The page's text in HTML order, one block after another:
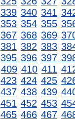
339 340 341
353 354 355
367 368 369
381 382 383
395 396 397
409 410 411
423 424 425
437 438 439
451 452 453
465 466 467